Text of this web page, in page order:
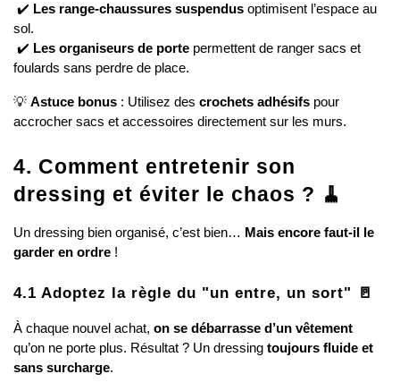
✔️ Les range-chaussures suspendus optimisent l’espace au
sol.
✔️ Les organiseurs de porte permettent de ranger sacs et
foulards sans perdre de place.
💡 Astuce bonus : Utilisez des crochets adhésifs pour
accrocher sacs et accessoires directement sur les murs.
4. Comment entretenir son
dressing et éviter le chaos ? 🧹
Un dressing bien organisé, c’est bien… Mais encore faut-il le
garder en ordre !
4.1 Adoptez la règle du "un entre, un sort" 🚪
À chaque nouvel achat, on se débarrasse d’un vêtement
qu’on ne porte plus. Résultat ? Un dressing toujours fluide et
sans surcharge.